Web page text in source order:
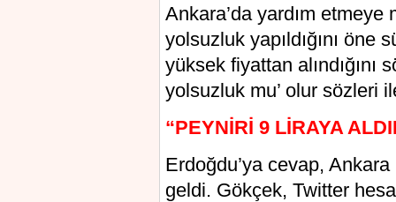
Ankara’da yardım etmeye
yolsuzluk yapıldığını öne
yüksek fiyattan alındığını
yolsuzluk mu’ olur sözleri
“PEYNİRİ 9 LİRAYA
Erdoğdu’ya cevap,
geldi. Gökçek, Twitter